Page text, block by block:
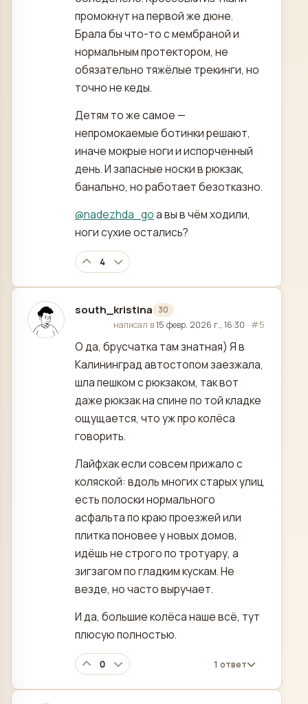
промокнут на первой же дюне.
Брала бы что-то с мембраной и
нормальным протектором, не
обязательно тяжёлые трекинги, но
точно не кеды.
Детям то же самое —
непромокаемые ботинки решают,
иначе мокрые ноги и испорченный
день. И запасные носки в рюкзак,
банально, но работает безотказно.
@nadezhda_goа вы в чём ходили,
ноги сухие остались?
4
south_kristina 30
отредактировано
написал в15 февр. 2026 г., 16:30 · #5
О да, брусчатка там знатная) Я в
Калининград автостопом заезжала,
шла пешком с рюкзаком, так вот
даже рюкзак на спине по той кладке
ощущается, что уж про колёса
говорить.
Лайфхак если совсем прижало с
коляской: вдоль многих старых улиц
есть полоски нормального
асфальта по краю проезжей или
плитка поновее у новых домов,
идёшь не строго по тротуару, а
зигзагом по гладким кускам. Не
везде, но часто выручает.
И да, большие колёса наше всё, тут
плюсую полностью.
0 1 ответ